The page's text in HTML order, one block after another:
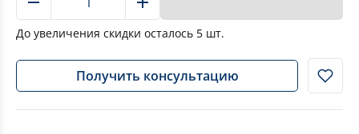
До увеличения скидки осталось 5 шт.
Получить консультацию